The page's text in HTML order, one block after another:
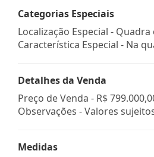
Categorias Especiais
Localização Especial -
Característica Especial - Na
Detalhes da Venda
Preço de Venda - R$
Observações - Valores
Medidas